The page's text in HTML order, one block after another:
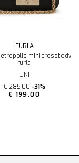
FURLA
mini crossbody
furla
UNI
€ 285.00 -31%
€ 199.00